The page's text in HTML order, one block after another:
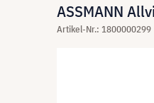
ASSMANN
Artikel-Nr.: 1800000299